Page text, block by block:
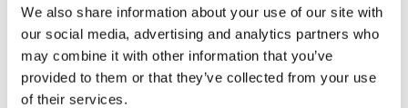
We also share information about your use of our site with
our social media, advertising and analytics partners who
may combine it with other information that you’ve
provided to them or that they’ve collected from your use
of their services.
・微量要...
【液肥】サカタのタネ「サカタマモル（高機能
液肥）シリーズ」商品同士を、数種...
混ぜて使用できますが、注意点があります。 ・原液同士を混ぜ